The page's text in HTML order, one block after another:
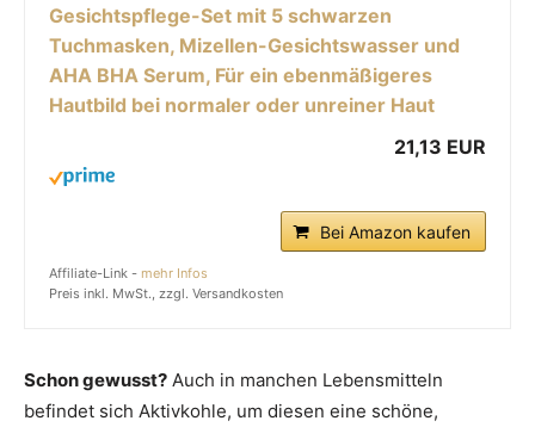
Gesichtspflege-Set mit 5 schwarzen
Tuchmasken, Mizellen-Gesichtswasser und
AHA BHA Serum, Für ein ebenmäßigeres
Hautbild bei normaler oder unreiner Haut
21,13 EUR
Bei Amazon kaufen
Affiliate-Link - mehr Infos
Preis inkl. MwSt., zzgl. Versandkosten
Schon gewusst? Auch in manchen Lebensmitteln
befindet sich Aktivkohle, um diesen eine schöne,